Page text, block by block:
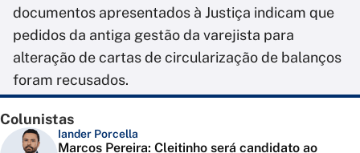
documentos apresentados à Justiça indicam que
pedidos da antiga gestão da varejista para
alteração de cartas de circularização de balanços
foram recusados.
Colunistas
Iander Porcella
Marcos Pereira: Cleitinho será candidato ao